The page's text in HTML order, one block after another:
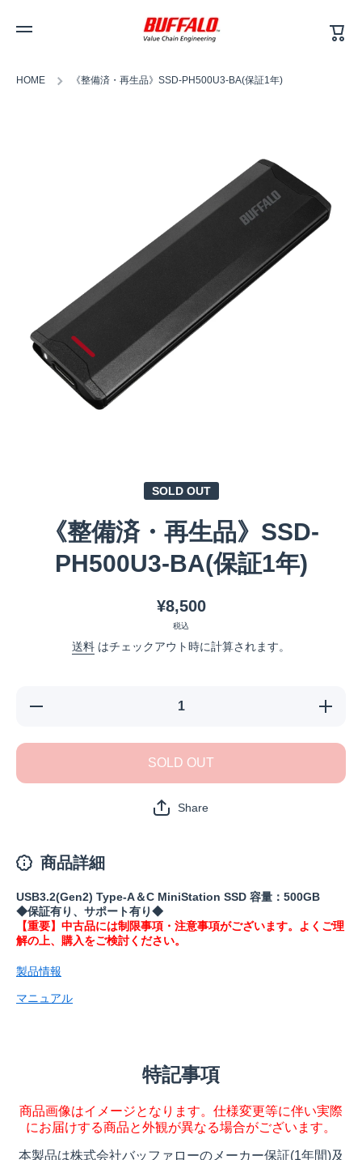
ー
ト
HOME 《整備済・再生品》SSD-PH500U3-BA(保証1年)
SOLD OUT
《整備済・再生品》SSD-
PH500U3-BA(保証1年)
¥8,500
税込
送料 はチェックアウト時に計算されます。
《整備
PH500U3-
《整備
年)の数
SOLD OUT
Share
商品詳細
USB3.2(Gen2) Type-A＆C MiniStation SSD 容量：500GB
◆保証有り、サポート有り◆
【重要】中古品には制限事項・注意事項がございます。よくご理
解の上、購入をご検討ください。
製品情報
マニュアル
特記事項
商品画像はイメージとなります。仕様変更等に伴い実際
にお届けする商品と外観が異なる場合がございます。
本製品は株式会社バッファローのメーカー保証(1年間)及